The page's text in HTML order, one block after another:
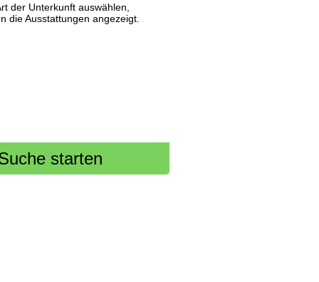
der Unterkunft auswählen,
die Ausstattungen angezeigt.